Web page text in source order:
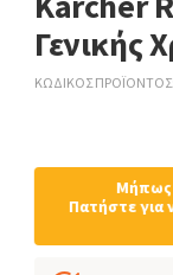
Γενικής
ΚΩΔΙΚΟΣ ΠΡΟΪΟΝΤΟΣ
Μήπως
Πατήστε για